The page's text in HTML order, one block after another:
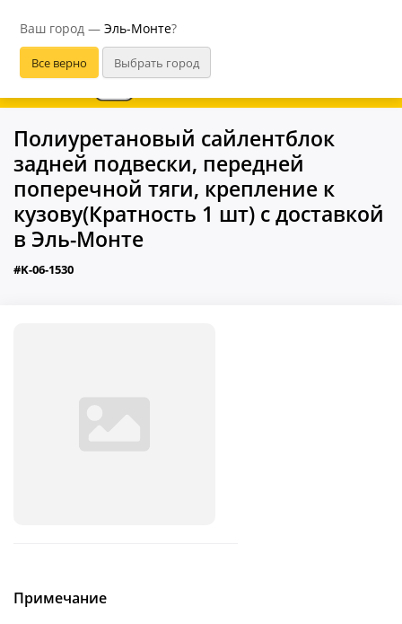
Ваш город — Эль-Монте?
В приложении удобнее
Полиуретановый сайлентблок
задней подвески, передней
поперечной тяги, крепление к
кузову(Кратность 1 шт) с доставкой
в Эль-Монте
#K-06-1530
Примечание